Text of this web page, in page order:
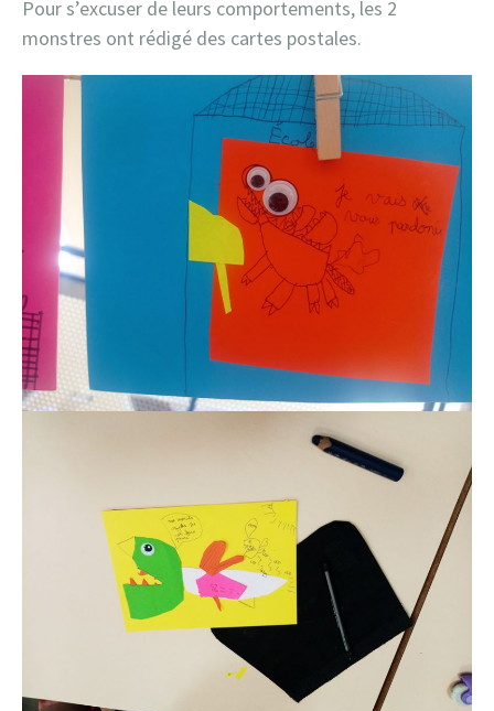
Pour s’excuser de leurs comportements, les 2
monstres ont rédigé des cartes postales.